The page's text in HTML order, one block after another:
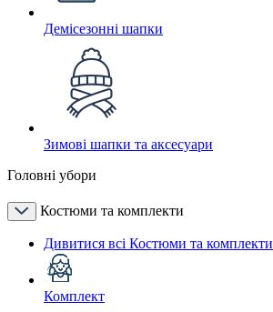
Демісезонні шапки
Зимові шапки та аксесуари
Головні убори
Костюми та комплекти
Дивитися всі Костюми та комплекти
Комплект